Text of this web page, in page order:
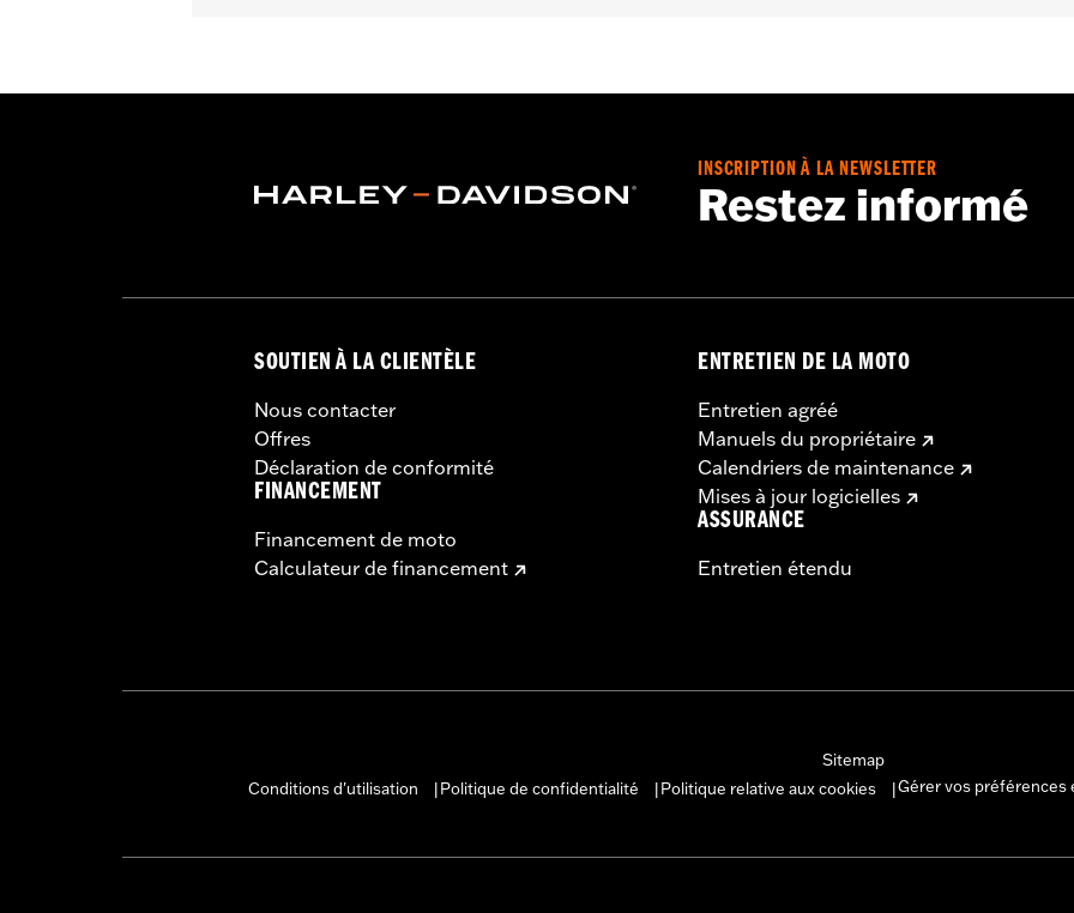
WARRANTY:Wolverine Worldwide Manufacturer Warranty – Go towww.h-d.com/warrantyfor
INSCRIPTION À LA NEWSLETTER
Restez informé
SOUTIEN À LA CLIENTÈLE
Nous contacter
Offres
Déclaration de conformité
FINANCEMENT
Financement de moto
Calculateur de financement
ENTRETIEN DE LA MOTO
Entretien agréé
Manuels du propriétaire
Calendriers de maintenance
Mises à jour logicielles
ASSURANCE
Entretien étendu
Sitemap
Conditions d'utilisation
Politique de confidentialité Politique relative aux cookies Gérer vos préférences